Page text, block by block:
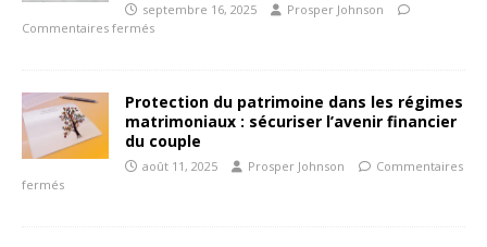
septembre 16, 2025
Prosper Johnson
Commentaires fermés
Protection du patrimoine dans les régimes
matrimoniaux : sécuriser l’avenir financier
du couple
août 11, 2025 Prosper Johnson
Commentaires
fermés